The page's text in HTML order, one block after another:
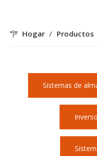
Hogar / Productos
Sistemas de